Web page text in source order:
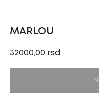
MARLOU
32000,00 rsd